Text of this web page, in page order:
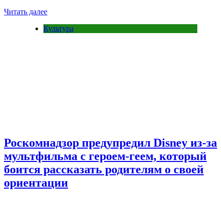
Читать далее
Культура
Роскомнадзор предупредил Disney из-за
мультфильма c героем-геем, который
боится рассказать родителям о своей
ориентации